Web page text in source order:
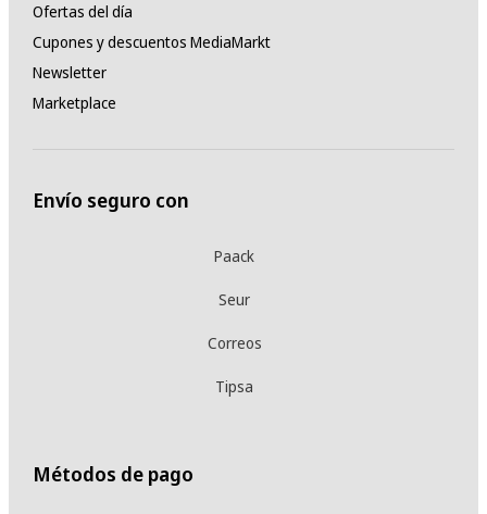
Ofertas del día
Cupones y descuentos MediaMarkt
Newsletter
Marketplace
Envío seguro con
Paack
Seur
Correos
Tipsa
Métodos de pago